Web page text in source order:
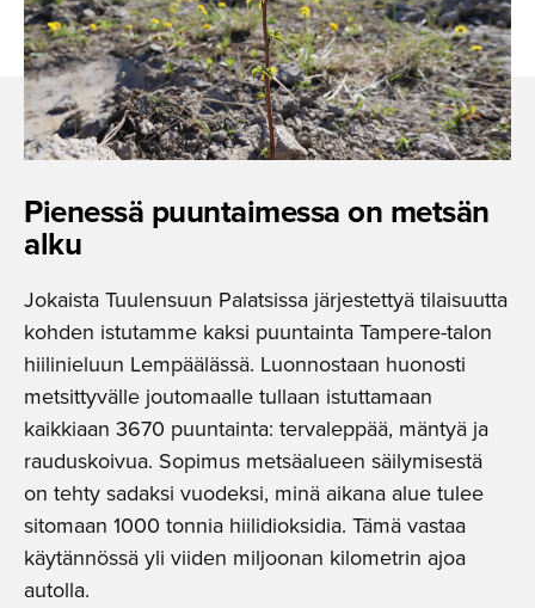
Pienessä puuntaimessa on metsän
alku
Jokaista Tuulensuun Palatsissa järjestettyä tilaisuutta
kohden istutamme kaksi puuntainta Tampere-talon
hiilinieluun Lempäälässä. Luonnostaan huonosti
metsittyvälle joutomaalle tullaan istuttamaan
kaikkiaan 3670 puuntainta: tervaleppää, mäntyä ja
rauduskoivua. Sopimus metsäalueen säilymisestä
on tehty sadaksi vuodeksi, minä aikana alue tulee
sitomaan 1000 tonnia hiilidioksidia. Tämä vastaa
käytännössä yli viiden miljoonan kilometrin ajoa
autolla.